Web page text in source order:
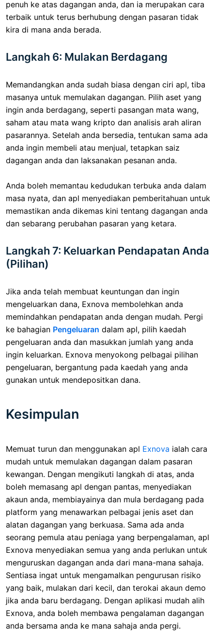
penuh ke atas dagangan anda, dan ia merupakan cara
terbaik untuk terus berhubung dengan pasaran tidak
kira di mana anda berada.
Langkah 6: Mulakan Berdagang
Memandangkan anda sudah biasa dengan ciri apl, tiba
masanya untuk memulakan dagangan. Pilih aset yang
ingin anda berdagang, seperti pasangan mata wang,
saham atau mata wang kripto dan analisis arah aliran
pasarannya. Setelah anda bersedia, tentukan sama ada
anda ingin membeli atau menjual, tetapkan saiz
dagangan anda dan laksanakan pesanan anda.
Anda boleh memantau kedudukan terbuka anda dalam
masa nyata, dan apl menyediakan pemberitahuan untuk
memastikan anda dikemas kini tentang dagangan anda
dan sebarang perubahan pasaran yang ketara.
Langkah 7: Keluarkan Pendapatan Anda
(Pilihan)
Jika anda telah membuat keuntungan dan ingin
mengeluarkan dana, Exnova membolehkan anda
memindahkan pendapatan anda dengan mudah. Pergi
ke bahagian Pengeluaran dalam apl, pilih kaedah
pengeluaran anda dan masukkan jumlah yang anda
ingin keluarkan. Exnova menyokong pelbagai pilihan
pengeluaran, bergantung pada kaedah yang anda
gunakan untuk mendepositkan dana.
Kesimpulan
Memuat turun dan menggunakan apl Exnova ialah cara
mudah untuk memulakan dagangan dalam pasaran
kewangan. Dengan mengikuti langkah di atas, anda
boleh memasang apl dengan pantas, menyediakan
akaun anda, membiayainya dan mula berdagang pada
platform yang menawarkan pelbagai jenis aset dan
alatan dagangan yang berkuasa. Sama ada anda
seorang pemula atau peniaga yang berpengalaman, apl
Exnova menyediakan semua yang anda perlukan untuk
menguruskan dagangan anda dari mana-mana sahaja.
Sentiasa ingat untuk mengamalkan pengurusan risiko
yang baik, mulakan dari kecil, dan terokai akaun demo
jika anda baru berdagang. Dengan aplikasi mudah alih
Exnova, anda boleh membawa pengalaman dagangan
anda bersama anda ke mana sahaja anda pergi.